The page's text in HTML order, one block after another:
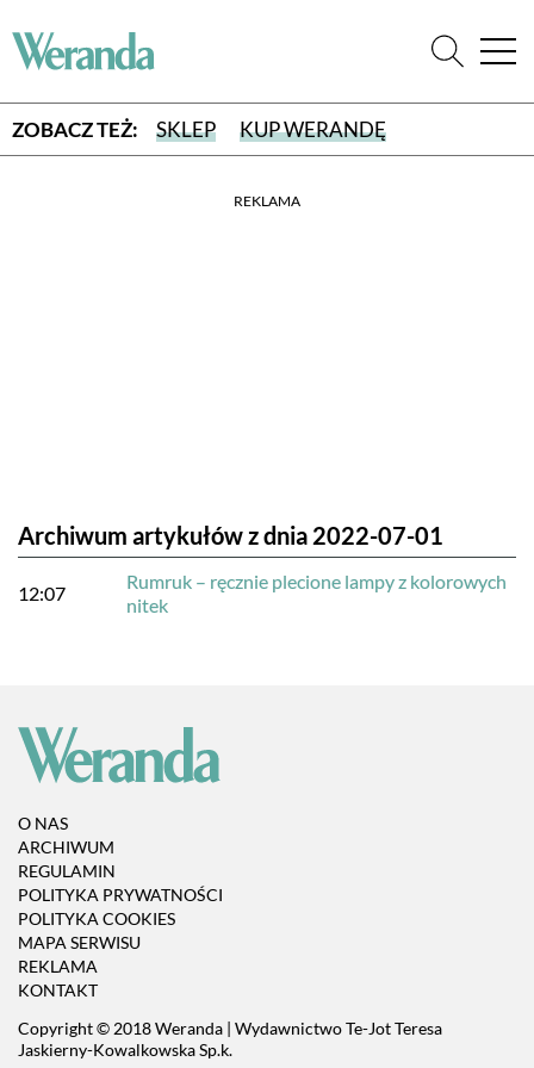
ZOBACZ TEŻ: SKLEP KUP WERANDĘ
REKLAMA
Archiwum artykułów z dnia 2022-07-01
12:07
Rumruk – ręcznie plecione lampy z kolorowych
nitek
O NAS
ARCHIWUM
REGULAMIN
POLITYKA PRYWATNOŚCI
POLITYKA COOKIES
MAPA SERWISU
REKLAMA
KONTAKT
Copyright © 2018 Weranda | Wydawnictwo Te-Jot Teresa
Jaskierny-Kowalkowska Sp.k.